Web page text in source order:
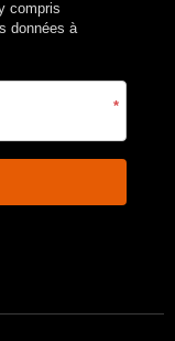
compris
données à
*